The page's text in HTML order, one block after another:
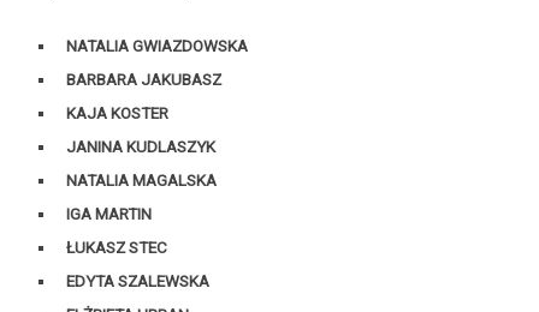
NATALIA GWIAZDOWSKA
BARBARA JAKUBASZ
KAJA KOSTER
JANINA KUDLASZYK
NATALIA MAGALSKA
IGA MARTIN
ŁUKASZ STEC
EDYTA SZALEWSKA